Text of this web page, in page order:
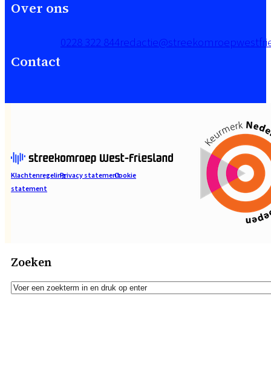
Over ons
Contact
0228 322 844
KlachtenregelingPrivacy statementCookie
statement
Zoeken
Zoeken